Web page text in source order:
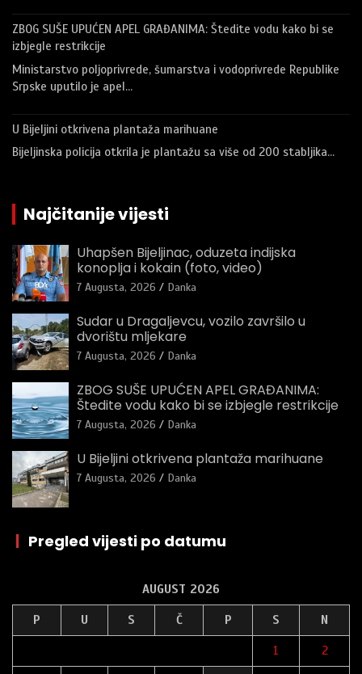
ZBOG SUŠE UPUĆEN APEL GRAĐANIMA: Štedite vodu kako bi se
izbjegle restrikcije
Ministarstvo poljoprivrede, šumarstva i vodoprivrede Republike
Srpske uputilo je apel…
U Bijeljini otkrivena plantaža marihuane
Bijeljinska policija otkrila je plantažu sa više od 200 stabljika…
Najčitanije vijesti
Uhapšen Bijeljinac, oduzeta indijska
konoplja i kokain (foto, video)
7 Augusta, 2026 Danka
Sudar u Dragaljevcu, vozilo završilo u
dvorištu mljekare
7 Augusta, 2026 Danka
ZBOG SUŠE UPUĆEN APEL GRAĐANIMA:
Štedite vodu kako bi se izbjegle restrikcije
7 Augusta, 2026 Danka
U Bijeljini otkrivena plantaža marihuane
7 Augusta, 2026 Danka
| Pregled vijesti po datumu
AUGUST 2026
P U S Č P S N
1 2